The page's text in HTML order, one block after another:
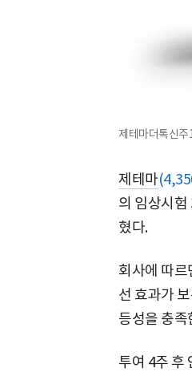
제테마더톡신
제테마
의 임상시험
혔다.
회사에 따
선 효과가
등성을 충족
투여 4주 후